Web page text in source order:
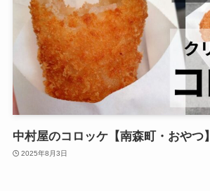
中村屋のコロッケ【南森町・おやつ】
2025年8月3日